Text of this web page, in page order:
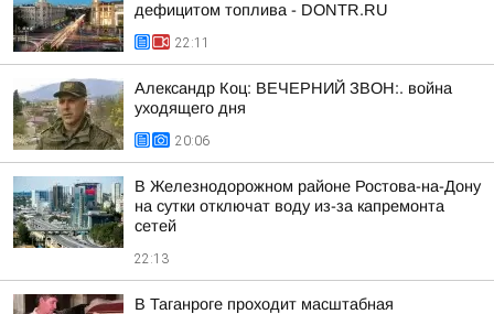
дефицитом топлива - DONTR.RU
22:11
Александр Коц: ВЕЧЕРНИЙ ЗВОН:. война
уходящего дня
20:06
В Железнодорожном районе Ростова-на-Дону
на сутки отключат воду из-за капремонта
сетей
22:13
В Таганроге проходит масштабная